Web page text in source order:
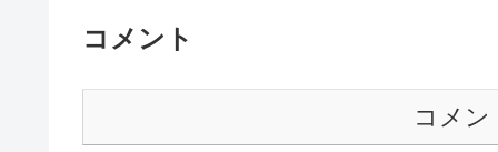
コメント
コメン